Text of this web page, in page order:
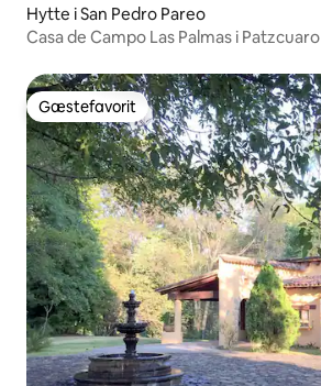
Hytte i San Pedro Pareo
Casa de Campo Las Palmas i Patzcuaro
Gæstefavorit
Gæstefavorit